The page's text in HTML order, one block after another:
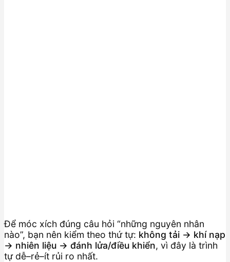
Để móc xích đúng câu hỏi “những nguyên nhân
nào”, bạn nên kiểm theo thứ tự: không tải → khí nạp
→ nhiên liệu → đánh lửa/điều khiển, vì đây là trình
tự dễ–rẻ–ít rủi ro nhất.